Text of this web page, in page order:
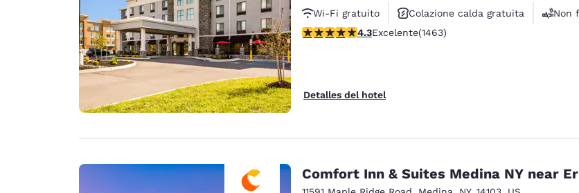
Wi-Fi gratuito
Colazione calda gratuita
Non
calificación de 4.35 estrellas. Excelente. 1463 reseñas
4.3Excelente(1463)
Detalles del hotel
Comfort Inn & Suites Medina NY near